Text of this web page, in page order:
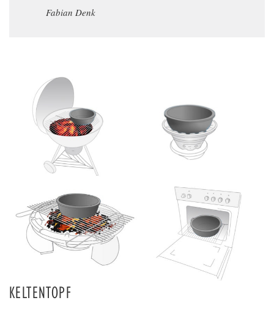
Fabian Denk
KELTENTOPF